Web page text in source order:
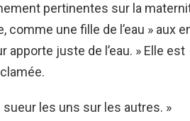
pertinentes sur la
une fille de l’eau » aux
apporte juste de l’eau. » Elle est
les uns sur les autres. »